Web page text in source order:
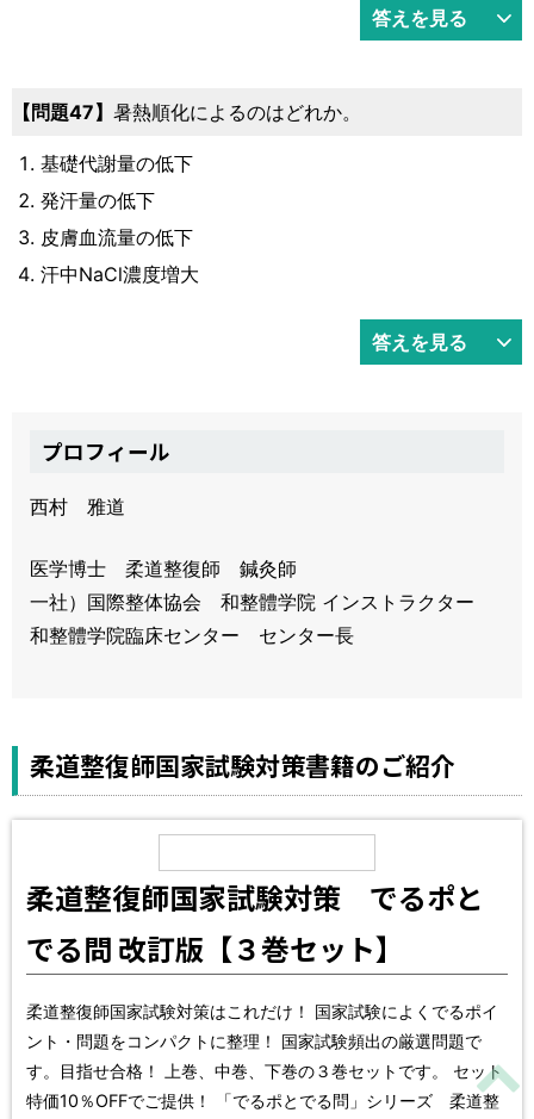
答えを見る
47 暑熱順化によるのはどれか。
基礎代謝量の低下
発汗量の低下
皮膚血流量の低下
汗中NaCl濃度増大
答えを見る
プロフィール
西村 雅道
医学博士 柔道整復師 鍼灸師
一社）国際整体協会 和整體学院 インストラクター
和整體学院臨床センター センター長
柔道整復師国家試験対策書籍のご紹介
柔道整復師国家試験対策 でるポと
でる問 改訂版【３巻セット】
柔道整復師国家試験対策はこれだけ！ 国家試験によくでるポイ
ント・問題をコンパクトに整理！ 国家試験頻出の厳選問題で
す。目指せ合格！ 上巻、中巻、下巻の３巻セットです。 セット
特価10％OFFでご提供！ 「でるポとでる問」シリーズ 柔道整